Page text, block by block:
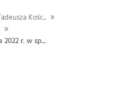
Kośc...
2022 r. w sp...